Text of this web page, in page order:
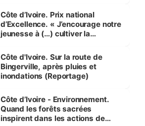
Côte d’Ivoire. Prix national
d’Excellence. « J’encourage notre
jeunesse à (…) cultiver la
(Alassane Ouattara
Côte d'Ivoire. Sur la route de
Bingerville, après pluies et
inondations (Reportage)
Côte d’Ivoire - Environnement.
Quand les forêts sacrées
inspirent dans les actions de